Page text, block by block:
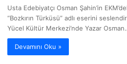
Usta Edebiyatçı Osman Şahin’in
“Bozkırın Türküsü” adlı eserini
Yücel Kültür Merkezi’nde Yazar
Devamını Oku »